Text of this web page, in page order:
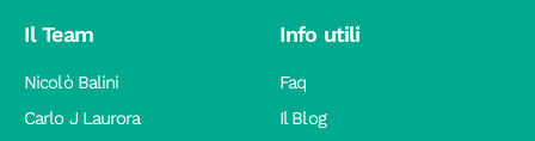
Il Team
Nicolò Balini
Carlo J Laurora
Info utili
Faq
Il Blog